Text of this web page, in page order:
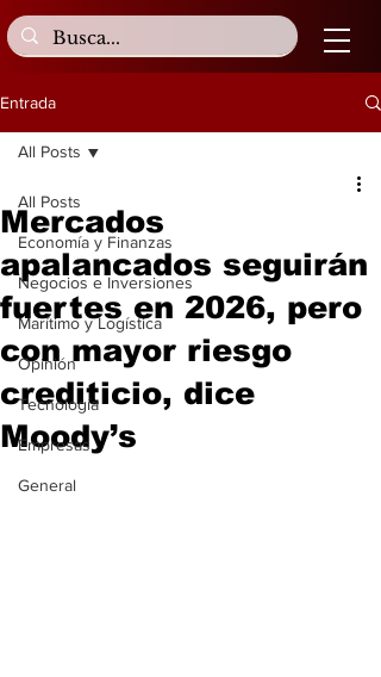
Entrada
All Posts
Economía y Finanzas
Negocios e Inversiones
Marítimo y Logística
Opinión
Tecnología
Empresas
General
All Posts
Mercados
apalancados seguirán
fuertes en 2026, pero
con mayor riesgo
crediticio, dice
Moody’s